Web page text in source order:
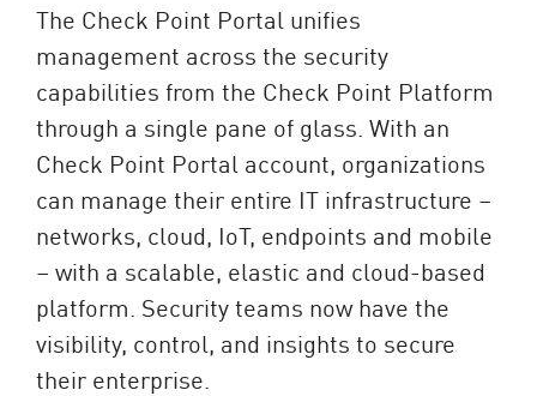
The Check Point Portal unifies
management across the security
capabilities from the Check Point Platform
through a single pane of glass. With an
Check Point Portal account, organizations
can manage their entire IT infrastructure –
networks, cloud, IoT, endpoints and mobile
– with a scalable, elastic and cloud-based
platform. Security teams now have the
visibility, control, and insights to secure
their enterprise.